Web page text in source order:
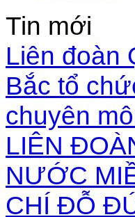
Tin mới
Liên đoàn
Bắc tổ
chuyên
LIÊN
NƯỚC
CHÍ ĐỖ